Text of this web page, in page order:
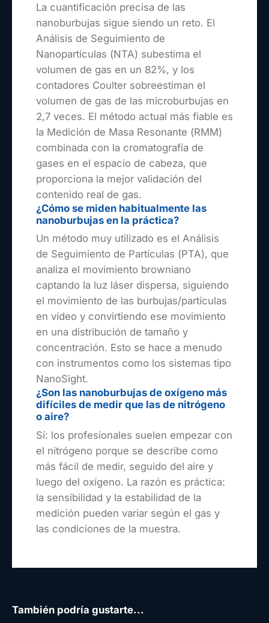
La cuantificación precisa de las
nanoburbujas sigue siendo un reto. El
Análisis de Seguimiento de
Nanopartículas (NTA) subestima el
volumen de gas en un 82%, y los
contadores Coulter sobreestiman el
volumen de gas de las microburbujas en
2,7 veces. El método actual más fiable es
la Medición de Masa Resonante (RMM)
combinada con la cromatografía de
gases en el espacio de cabeza, que
proporciona la mejor validación del
contenido real de gas.
¿Cómo se miden habitualmente las
nanoburbujas en la práctica?
Un método muy utilizado es el Análisis
de Seguimiento de Partículas (PTA), que
analiza el movimiento browniano
captando la luz láser dispersa, siguiendo
el movimiento de las burbujas/partículas
en vídeo y convirtiendo ese movimiento
en una distribución de tamaño y
concentración. Esto se hace a menudo
con instrumentos como los sistemas tipo
NanoSight.
¿Son las nanoburbujas de oxígeno más
difíciles de medir que las de nitrógeno
o aire?
Sí: los profesionales suelen empezar con
el nitrógeno porque se describe como
más fácil de medir, seguido del aire y
luego del oxígeno. La razón es práctica:
la sensibilidad y la estabilidad de la
medición pueden variar según el gas y
las condiciones de la muestra.
También podría gustarte...